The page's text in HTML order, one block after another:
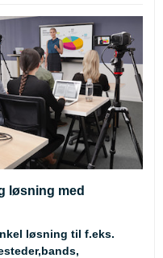
løsning med
løsning til f.eks.